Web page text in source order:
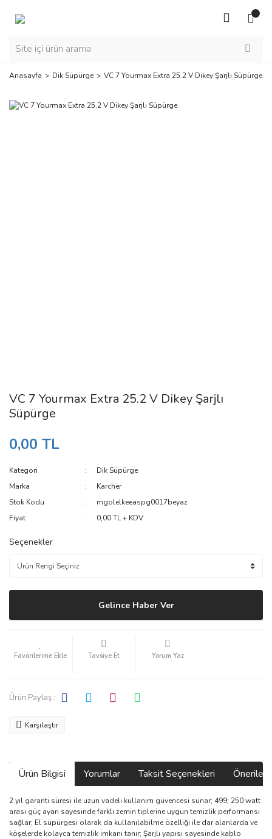
Anasayfa Dik Süpürge VC 7 Yourmax Extra 25.2 V Dikey Şarjlı Süpürge
VC 7 Yourmax Extra 25.2 V Dikey Şarjlı
Süpürge
0,00 TL
Kategori
Dik Süpürge
Marka
Karcher
Stok Kodu
mgolelkeeaspg0017beyaz
Fiyat
0,00 TL + KDV
Seçenekler
Gelince Haber Ver
Tavsiye Et Yorum Yaz
Ürün Paylaş :
Karşılaştır
Ürün Bilgisi Yorumlar Taksit Seçenekleri
2 yıl garanti süresi ile uzun vadeli kullanım güvencesi sunar; 499; 250 watt
arası güç ayarı sayesinde farklı zemin tiplerine uygun temizlik performansı
sağlar; El süpürgesi olarak da kullanılabilme özelliği ile dar alanlarda ve
köşelerde kolayca temizlik imkanı tanır; Şarjlı yapısı sayesinde kablo